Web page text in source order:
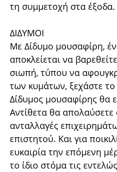
τη συμμετοχή στα έξοδα.
ΔΙΔΥΜΟΙ
Με Δίδυμο μουσαφίρη,
αποκλείεται να
σιωπή, τύπου να
των κυμάτων, ξεχάστε το
Δίδυμος μουσαφίρης θα
Αντίθετα θα απολαύσετε
ανταλλαγές
επιστητού. Και για
ευκαιρία την επόμενη
το ίδιο στόμα τις